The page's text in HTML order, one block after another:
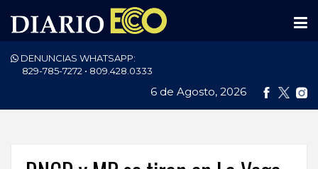
DENUNCIAS WHATSAPP:
829-785-7272 • 809.428.0333
6 de Agosto, 2026
PORTADA